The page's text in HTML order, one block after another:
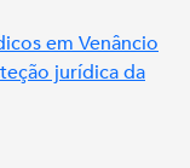
em Venâncio
jurídica da